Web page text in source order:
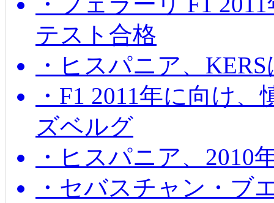
テスト合格
・ヒスパニア、
・F1 2011年に向け
ズベルグ
・ヒスパニア、2010
・セバスチャン・ブ